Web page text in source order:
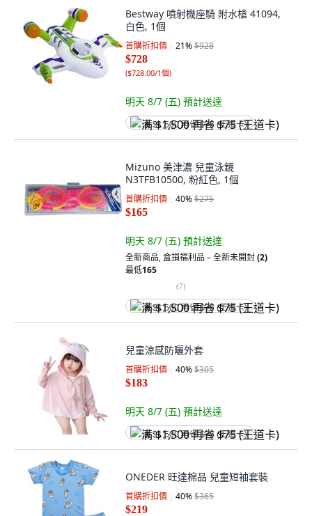
Bestway 噴射機座騎 附水槍 41094,
白色, 1個
首購折扣價 21%$928
$728
($728.00/1個)
明天 8/7 (五) 預計送達
满 $1,500 再省 $75 (王道卡)
Mizuno 美津濃 兒童泳鏡
N3TFB10500, 粉紅色, 1個
首購折扣價 40%$275
$165
明天 8/7 (五) 預計送達
全新商品,盒損福利品 – 全新未開封(2)
最低165
(7)
满 $1,500 再省 $75 (王道卡)
兒童涼感防曬外套
首購折扣價 40%$305
$183
明天 8/7 (五) 預計送達
满 $1,500 再省 $75 (王道卡)
ONEDER 旺達棉品 兒童短袖套裝
首購折扣價 40%$365
$219